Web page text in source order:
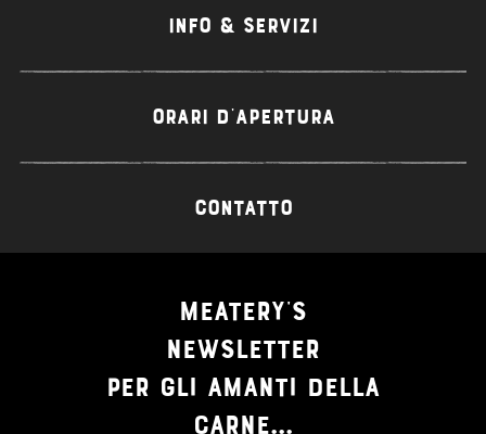
INFO & SERVIZI
ORARI D'APERTURA
CONTATTO
MEATERY'S
NEWSLETTER
PER GLI AMANTI DELLA
CARNE...